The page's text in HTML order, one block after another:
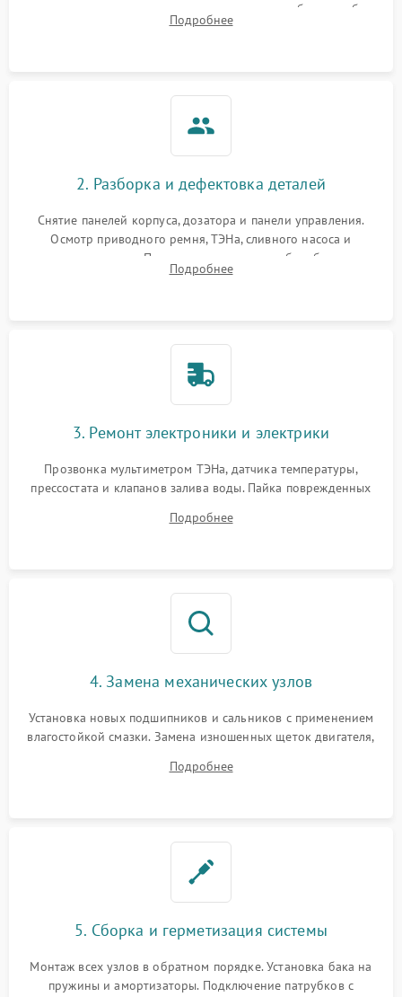
выявления посторонних шумов, протечек или сбоев в работе
электронного модуля управления.
Подробнее
2. Разборка и дефектовка деталей
Снятие панелей корпуса, дозатора и панели управления.
Осмотр приводного ремня, ТЭНа, сливного насоса и
амортизаторов. Проверка подшипников барабана и
крестовины на износ, а манжеты люка на разрывы.
Подробнее
3. Ремонт электроники и электрики
Прозвонка мультиметром ТЭНа, датчика температуры,
прессостата и клапанов залива воды. Пайка поврежденных
Восстановление целостности проводки и контактов.
Подробнее
4. Замена механических узлов
Установка новых подшипников и сальников с применением
влагостойкой смазки. Замена изношенных щеток двигателя,
или поврежденной резиновой манжеты.
Подробнее
5. Сборка и герметизация системы
Монтаж всех узлов в обратном порядке. Установка бака на
пружины и амортизаторы. Подключение патрубков с